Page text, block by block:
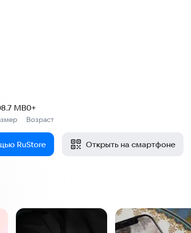
MB
Возраст
0+
RuStore Открыть на смартфоне